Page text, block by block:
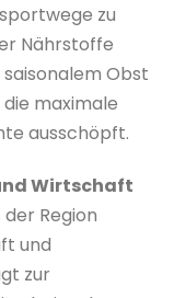
zu
Nährstoffe
Obst
maximale
ausschöpft.
Wirtschaft
Region
und
zur